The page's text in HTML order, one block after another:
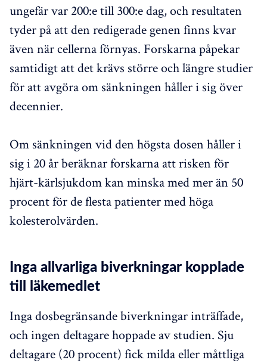
ungefär var 200:e till 300:e dag, och resultaten
tyder på att den redigerade genen finns kvar
även när cellerna förnyas. Forskarna påpekar
samtidigt att det krävs större och längre studier
för att avgöra om sänkningen håller i sig över
decennier.
Om sänkningen vid den högsta dosen håller i
sig i 20 år beräknar forskarna att risken för
hjärt-kärlsjukdom kan minska med mer än 50
procent för de flesta patienter med höga
kolesterolvärden.
Inga allvarliga biverkningar kopplade
till läkemedlet
Inga dosbegränsande biverkningar inträffade,
och ingen deltagare hoppade av studien. Sju
deltagare (20 procent) fick milda eller måttliga